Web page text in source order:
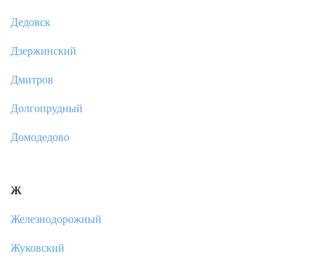
Дедовск
Дзержинский
Дмитров
Долгопрудный
Домодедово
Ж
Железнодорожный
Жуковский